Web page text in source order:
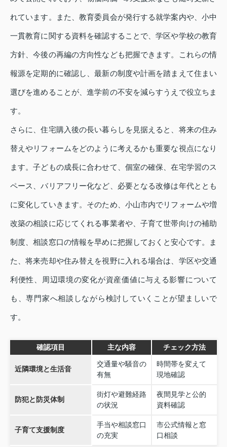
れています。また、教育委員会が発行する就学案内や、小中
一貫教育に関する資料を確認することで、学区や学校の教育
方針、今後の再編の方向性なども把握できます。これらの情
報源を定期的に確認し、最新の制度や計画を踏まえて住まい
選びを進めることが、進学前の不安を減らすうえで役立ちま
す。
さらに、住宅購入後の長い暮らしを見据えると、将来の住み
替えやリフォームをどのように考えるかも重要な視点になり
ます。子どもの成長に合わせて、個室の確保、在宅学習のス
ペース、バリアフリー化など、必要となる改修は年代ととも
に変化していきます。そのため、小山市内でリフォームや増
改築の相談に応じてくれる事業者や、子育て世帯向けの補助
制度、相談窓口の情報を早めに把握しておくと安心です。ま
た、将来売却や住み替えを視野に入れる場合は、学区や交通
利便性、周辺環境の変化が資産価値に与える影響について
も、専門家へ相談しながら検討していくことが望ましいで
す。
確認項目 主な内容 チェック方法
近隣環境と生活音
交通量や騒音の
有無
時間帯を変えて
現地確認
防犯と防災体制
街灯や避難経路
の状況
夜間見学と公的
資料確認
子育て支援制度
手当や相談窓口
の充実
市公式情報と窓
口相談